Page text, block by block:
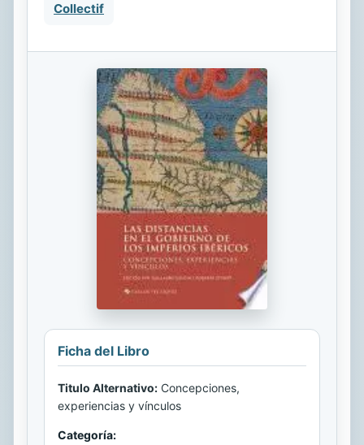
Collectif
Ficha del Libro
Titulo Alternativo: Concepciones,
experiencias y vínculos
Categoría: